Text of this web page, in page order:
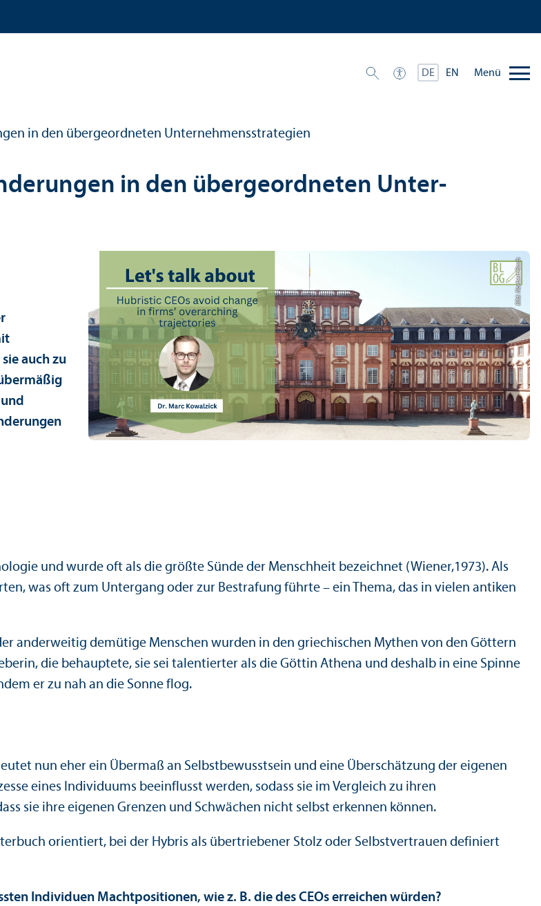
DE EN Menü
in den übergeordneten Unter­nehmens­strategien
in den übergeordneten Unter­
Bild: Norbert Bach
auch zu
und wurde oft als die größte Sünde der Menschheit bezeichnet (Wiener,1973). Als
was oft zum Unter­gang oder zur Bestrafung führte – ein Thema, das in vielen anti­ken
anderweitig demütige Menschen wurden in den griechischen Mythen von den Göttern
die behauptete, sie sei talentierter als die Göttin Athena und deshalb in eine Spinne
er zu nah an die Sonne flog.
nun eher ein Über­maß an Selbstbewusstsein und eine Über­schätzung der eigenen
eines Individuums beeinflusst werden, sodass sie im Vergleich zu ihren
sie ihre eigenen Grenzen und Schwächen nicht selbst erkennen können.
orientiert, bei der Hybris als übertriebener Stolz oder Selbstvertrauen definiert
Individuen Machtpositionen, wie z. B. die des CEOs erreichen würden?